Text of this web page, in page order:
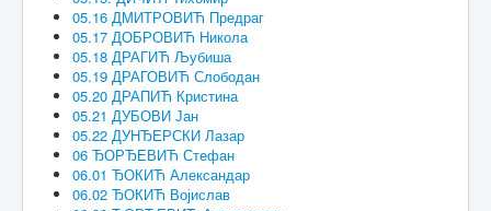
05.16 ДМИТРОВИЋ Предраг
05.17 ДОБРОВИЋ Никола
05.18 ДРАГИЋ Љубиша
05.19 ДРАГОВИЋ Слободан
05.20 ДРАПИЋ Кристина
05.21 ДУБОВИ Јан
05.22 ДУНЂЕРСКИ Лазар
06 ЂОРЂЕВИЋ Стефан
06.01 ЂОКИЋ Александар
06.02 ЂОКИЋ Војислав